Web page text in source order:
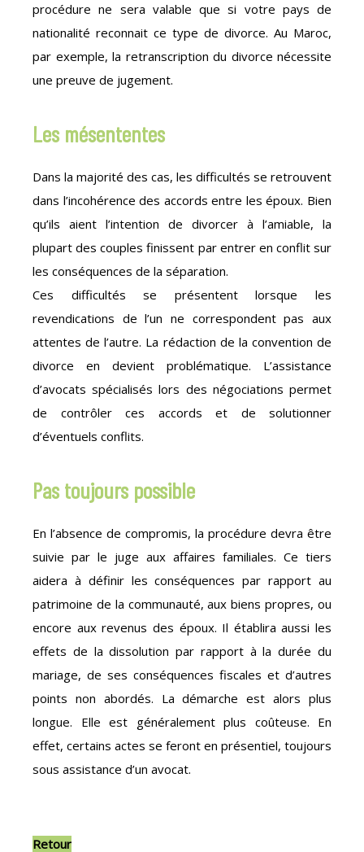
procédure ne sera valable que si votre pays de
nationalité reconnait ce type de divorce. Au Maroc,
par exemple, la retranscription du divorce nécessite
une preuve de jugement.
Les mésententes
Dans la majorité des cas, les difficultés se retrouvent
dans l’incohérence des accords entre les époux. Bien
qu’ils aient l’intention de divorcer à l’amiable, la
plupart des couples finissent par entrer en conflit sur
les conséquences de la séparation.
Ces difficultés se présentent lorsque les
revendications de l’un ne correspondent pas aux
attentes de l’autre. La rédaction de la convention de
divorce en devient problématique. L’assistance
d’avocats spécialisés lors des négociations permet
de contrôler ces accords et de solutionner
d’éventuels conflits.
Pas toujours possible
En l’absence de compromis, la procédure devra être
suivie par le juge aux affaires familiales. Ce tiers
aidera à définir les conséquences par rapport au
patrimoine de la communauté, aux biens propres, ou
encore aux revenus des époux. Il établira aussi les
effets de la dissolution par rapport à la durée du
mariage, de ses conséquences fiscales et d’autres
points non abordés. La démarche est alors plus
longue. Elle est généralement plus coûteuse. En
effet, certains actes se feront en présentiel, toujours
sous assistance d’un avocat.
Retour